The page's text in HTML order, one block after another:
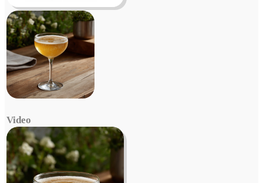
Video
Video
Player